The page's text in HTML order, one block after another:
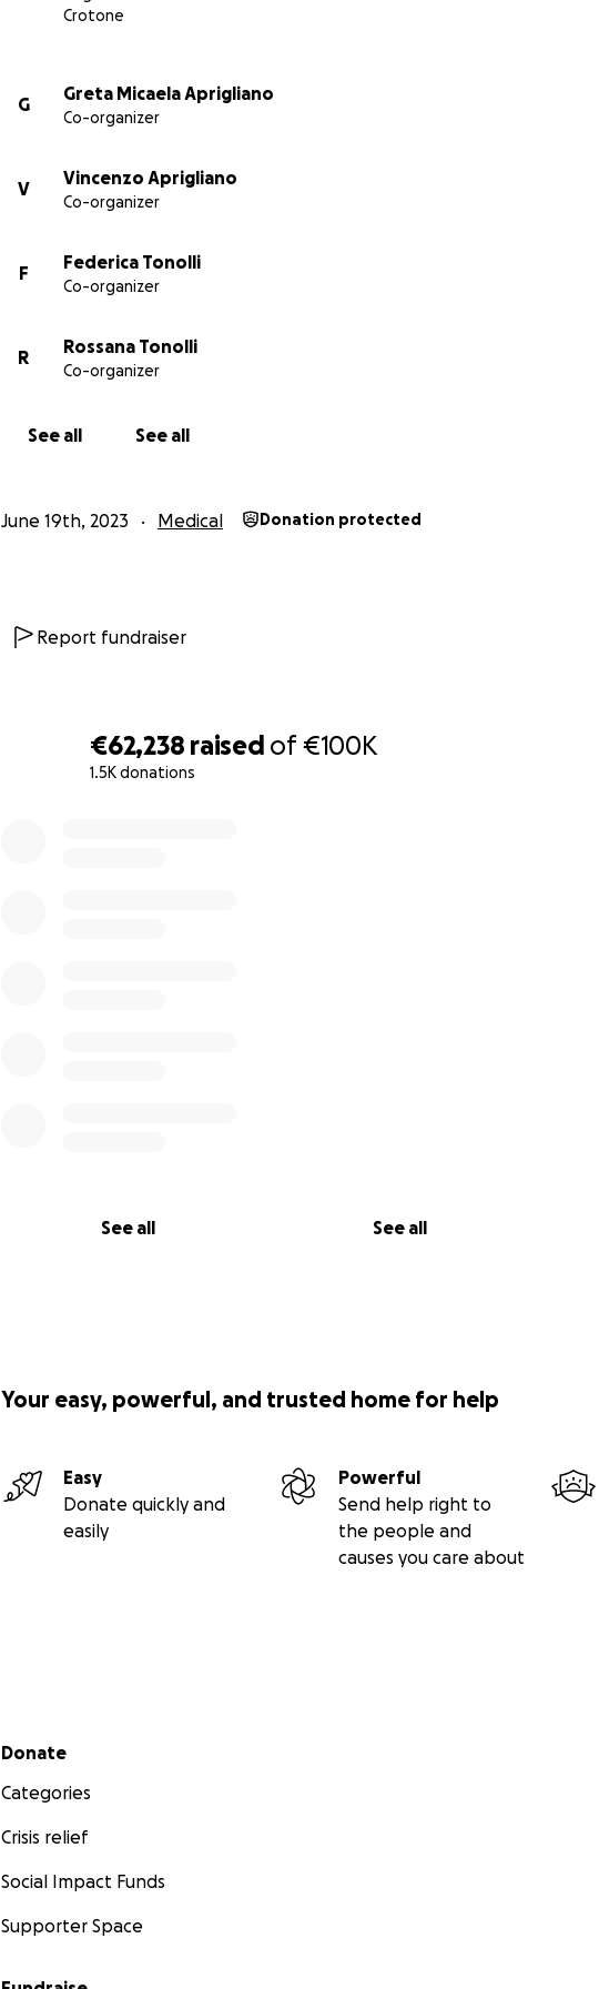
€62,238 raised of€100K
1.5K donations
See all See all
Crotone
G
Greta Micaela Aprigliano
Co-organizer
V
Vincenzo Aprigliano
Co-organizer
F
Federica Tonolli
Co-organizer
R
Rossana Tonolli
Co-organizer
See all See all
June 19th, 2023 Medical Donation protected
Report fundraiser
Your easy, powerful, and trusted home for help
Easy
Donate quickly and
easily
Powerful
Send help right to
the people and
causes you care about
Secondary menu
Donate
Categories
Crisis relief
Social Impact Funds
Supporter Space